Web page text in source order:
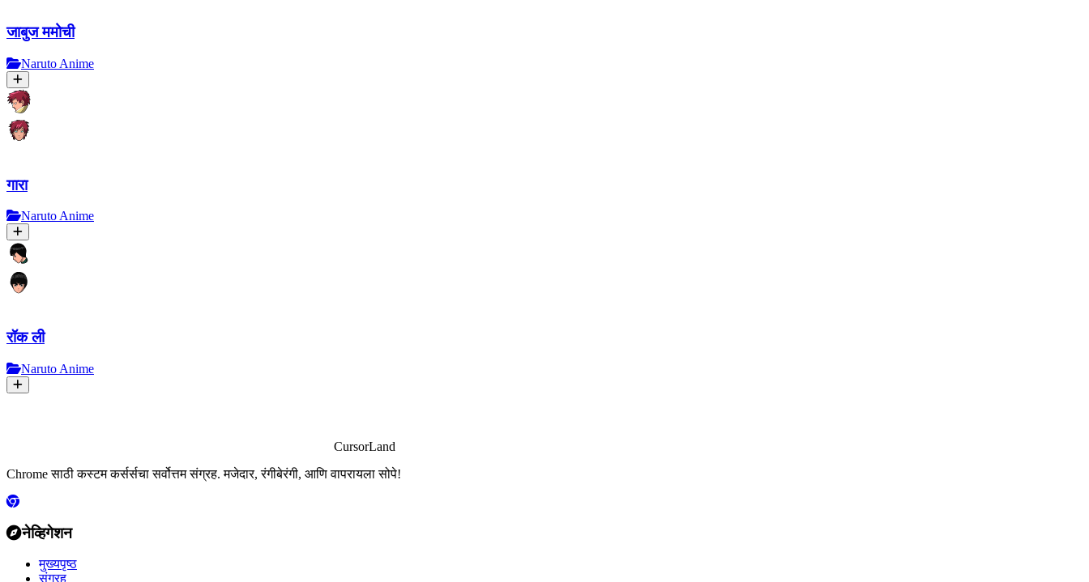
जाबुज ममोची
Naruto Anime
गारा
Naruto Anime
रॉक ली
Naruto Anime
CursorLand
Chrome साठी कस्टम कर्सर्सचा सर्वोत्तम संग्रह. मजेदार, रंगीबेरंगी, आणि वापरायला सोपे!
नेव्हिगेशन
मुख्यपृष्ठ
संग्रह